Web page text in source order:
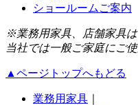
ショールームご案内
※業務用家具、店舗家具
当社では一般ご家庭にご
▲ページトップへもどる
業務用家具